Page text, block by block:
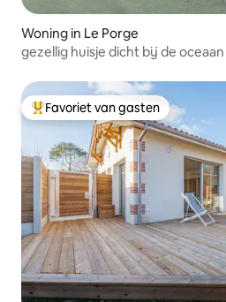
Woning in Le Porge
gezellig huisje dicht bij de oceaan
Topfavoriet van gasten
Favoriet van gasten